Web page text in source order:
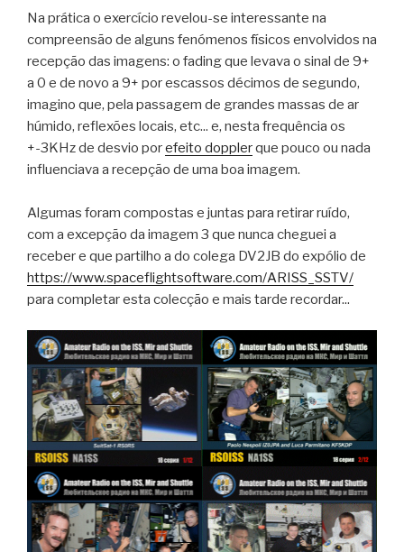
Na prática o exercício revelou-se interessante na
compreensão de alguns fenómenos físicos envolvidos na
recepção das imagens: o fading que levava o sinal de 9+
a 0 e de novo a 9+ por escassos décimos de segundo,
imagino que, pela passagem de grandes massas de ar
húmido, reflexões locais, etc... e, nesta frequência os
+-3KHz de desvio porefeito dopplerque pouco ou nada
influenciava a recepção de uma boa imagem.
Algumas foram compostas e juntas para retirar ruído,
com a excepção da imagem 3 que nunca cheguei a
receber e que partilho a do colega DV2JB do expólio de
https://www.spaceflightsoftware.com/ARISS_SSTV/
para completar esta colecção e mais tarde recordar...